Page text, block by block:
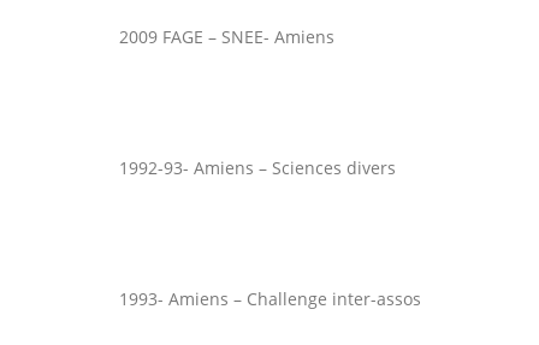
2009 FAGE – SNEE- Amiens
1992-93- Amiens – Sciences divers
1993- Amiens – Challenge inter-assos